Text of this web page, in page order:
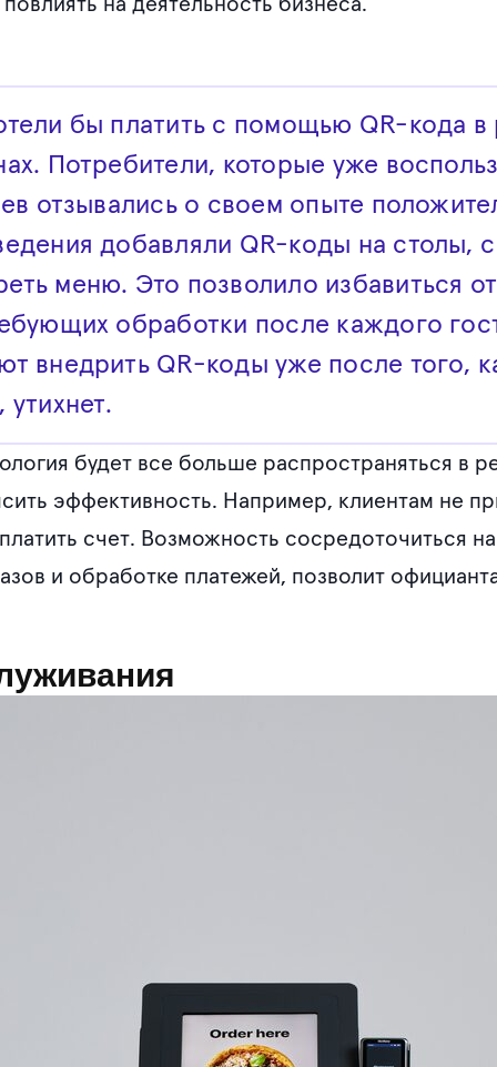
на деятельность бизнеса.
бы платить с помощью QR-кода в
Потребители, которые уже
отзывались о своем опыте
добавляли QR-коды на столы,
меню. Это позволило избавиться
обработки после каждого
внедрить QR-коды уже после того,
будет все больше распространяться в
эффективность. Например, клиентам не
счет. Возможность сосредоточиться
и обработке платежей, позволит